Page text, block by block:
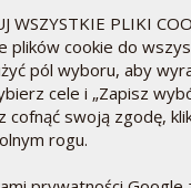
na to,
do
ponownie udało
korzystnej
WSZYSTKIE PLIKI
plików cookie do
pól wyboru, aby
cele i „Zapisz
cofnąć swoją zgodę,
rogu.